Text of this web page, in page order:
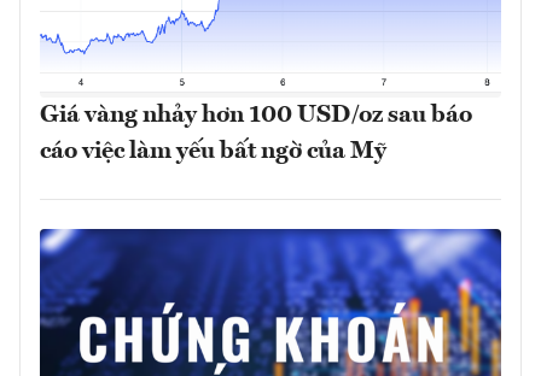
Giá vàng nhảy hơn 100 USD/oz sau báo
cáo việc làm yếu bất ngờ của Mỹ